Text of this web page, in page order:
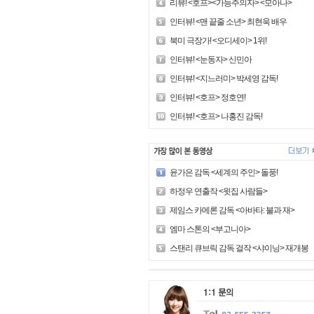
리뷰! <호프><가능주의자> <모아나>
인터뷰! <맨 끝줄 소년> 최현욱 배우
북미 극장가! <오디세이> 1위!
인터뷰! <눈동자> 신민아
인터뷰! <지느러미> 박세영 감독!
인터뷰! <호프> 정호연!
인터뷰! <호프> 나홍진 감독!
윤가은 감독 <세계의 주인> 돌풍!
하정우 연출작 <윗집 사람들>
제임스 카메론 감독 <아바타: 불과 재>
엠마 스톤의 <부고니아>
스탠리 큐브릭 감독 걸작 <샤이닝> 재개봉!